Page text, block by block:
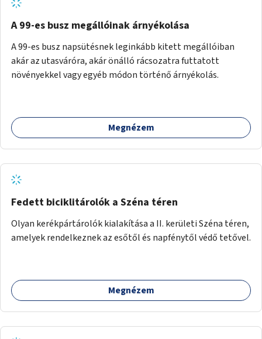
A 99-es busz megállóinak árnyékolása
A 99-es busz napsütésnek leginkább kitett megállóiban
akár az utasváróra, akár önálló rácsozatra futtatott
növényekkel vagy egyéb módon történő árnyékolás.
Megnézem
Fedett biciklitárolók a Széna téren
Olyan kerékpártárolók kialakítása a II. kerületi Széna téren,
amelyek rendelkeznek az esőtől és napfénytől védő tetővel.
Megnézem